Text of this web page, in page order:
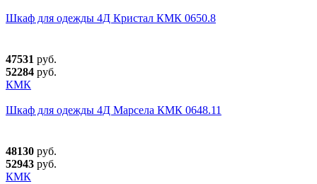
Шкаф для одежды 4Д Кристал КМК 0650.8
47531 руб.
52284 руб.
КМК
Шкаф для одежды 4Д Марсела КМК 0648.11
48130 руб.
52943 руб.
КМК